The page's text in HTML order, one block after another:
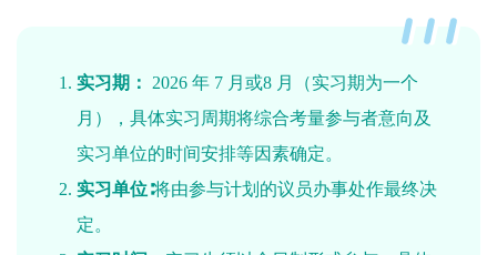
实习期：
2026 年 7 月或8 月（实习期为一个
月），具体实习周期将综合考量参与者意向及
实习单位的时间安排等因素确定。
实习单位∶将由参与计划的议员办事处作最终决
定。